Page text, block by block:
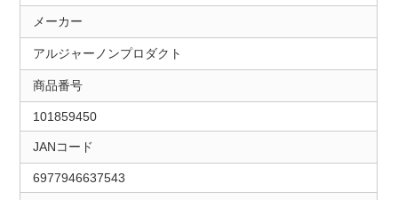
メーカー
アルジャーノンプロダクト
商品番号
101859450
JANコード
6977946637543